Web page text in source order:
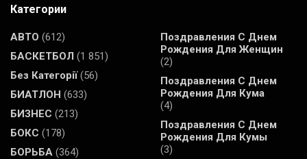
Категории
АВТО (612)
БАСКЕТБОЛ (1 851)
Без Категорії(56)
БИАТЛОН (633)
БИЗНЕС (213)
БОКС (178)
БОРЬБА (364)
Поздравления С Днем
Рождения Для Женщин
(2)
Поздравления С Днем
Рождения Для Кума
(4)
Поздравления С Днем
Рождения Для Кумы
(3)